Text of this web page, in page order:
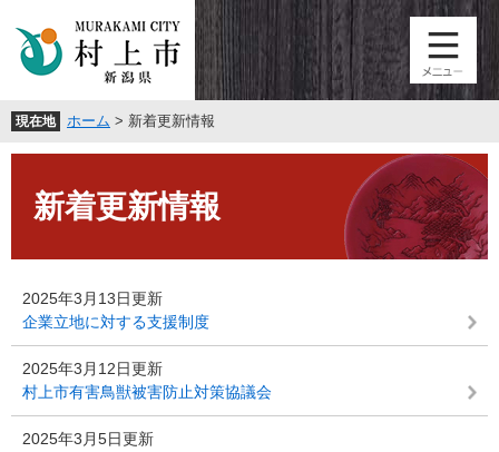
頭
で
飛
ば
現在地 ホーム > 新着更新情報
新着更新情報
2025年3月13日更新
企業立地に対する支援制度
2025年3月12日更新
村上市有害鳥獣被害防止対策協議会
2025年3月5日更新